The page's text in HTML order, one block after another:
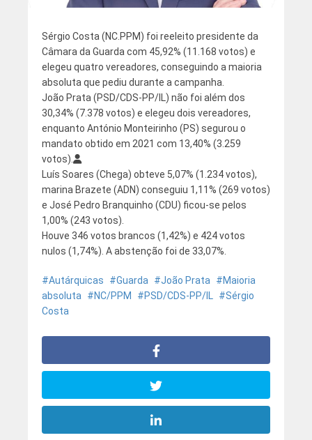
Sérgio Costa (NC.PPM) foi reeleito presidente da
Câmara da Guarda com 45,92% (11.168 votos) e
elegeu quatro vereadores, conseguindo a maioria
absoluta que pediu durante a campanha.
João Prata (PSD/CDS-PP/IL) não foi além dos
30,34% (7.378 votos) e elegeu dois vereadores,
enquanto António Monteirinho (PS) segurou o
mandato obtido em 2021 com 13,40% (3.259
votos).
Luís Soares (Chega) obteve 5,07% (1.234 votos),
marina Brazete (ADN) conseguiu 1,11% (269 votos)
e José Pedro Branquinho (CDU) ficou-se pelos
1,00% (243 votos).
Houve 346 votos brancos (1,42%) e 424 votos
nulos (1,74%). A abstenção foi de 33,07%.
Autárquicas Guarda João Prata
Maioria
absoluta
NC/PPM PSD/CDS-PP/IL
Sérgio
Costa